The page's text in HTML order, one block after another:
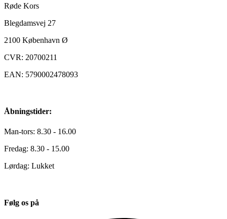
Røde Kors
Blegdamsvej 27
2100 København Ø
CVR: 20700211
EAN: 5790002478093
Åbningstider:
Man-tors: 8.30 - 16.00
Fredag: 8.30 - 15.00
Lørdag: Lukket
Følg os på